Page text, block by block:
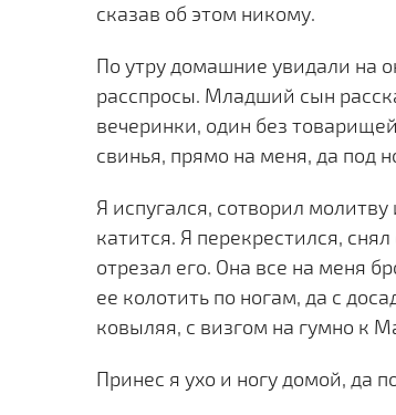
сказав об этом никому.
По утру домашние увидали на
расспросы. Младший сын
вечеринки, один без
свинья, прямо на меня, да под
Я испугался, сотворил
катится. Я перекрестился,
отрезал его. Она все на меня
ее колотить по ногам, да с
ковыляя, с визгом на гумно к
Принес я ухо и ногу домой, да